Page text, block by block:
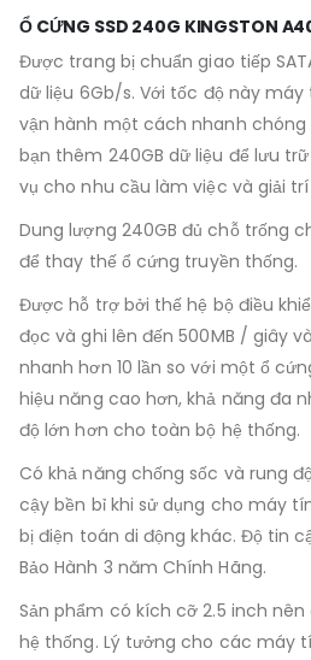
Ổ CỨNG SSD 240G KINGSTON
Được trang bị chuẩn giao tiếp
dữ liệu 6Gb/s. Với tốc độ này
vận hành một cách nhanh chóng
bạn thêm 240GB dữ liệu để lưu
vụ cho nhu cầu làm việc và giải
Dung lượng 240GB đủ chỗ trống
để thay thế ổ cứng truyền thống.
Được hỗ trợ bởi thế hệ bộ điều
đọc và ghi lên đến 500MB / giây
nhanh hơn 10 lần so với một ổ
hiệu năng cao hơn, khả năng đa
độ lớn hơn cho toàn bộ hệ thống.
Có khả năng chống sốc và rung
cậy bền bỉ khi sử dụng cho máy
bị điện toán di động khác. Độ tin
Bảo Hành 3 năm Chính Hãng.
Sản phẩm có kích cỡ 2.5 inch
hệ thống. Lý tưởng cho các máy